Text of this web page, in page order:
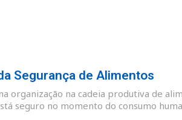
Segurança de Alimentos
organização na cadeia produtiva de
seguro no momento do consumo